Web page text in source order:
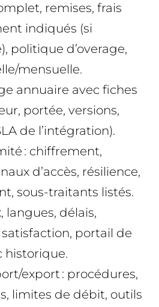
remises, frais
indiqués (si
politique d’overage,
mensuelle.
annuaire avec fiches
portée, versions,
de l’intégration).
: chiffrement,
d’accès, résilience,
sous-traitants listés.
langues, délais,
portail de
historique.
export : procédures,
limites de débit, outils